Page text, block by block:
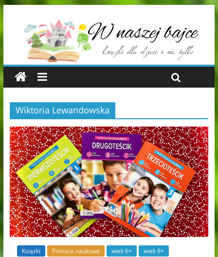
Wiktoria Lewandowska
Książki Pomoce naukowe wiek 6+ wiek 9+